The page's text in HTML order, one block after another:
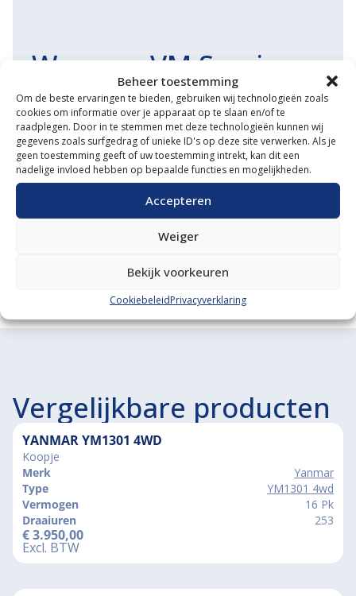
Beheer toestemming
Om de beste ervaringen te bieden, gebruiken wij technologieën zoals
cookies om informatie over je apparaat op te slaan en/of te
raadplegen. Door in te stemmen met deze technologieën kunnen wij
gegevens zoals surfgedrag of unieke ID's op deze site verwerken. Als je
geen toestemming geeft of uw toestemming intrekt, kan dit een
nadelige invloed hebben op bepaalde functies en mogelijkheden.
Accepteren
Weiger
Bekijk voorkeuren
CookiebeleidPrivacyverklaring
Waarom VM Service
Uitgebreide showroom
Eigen transportservice
Gespecialiseerde werkplaats
Diverse aanbouwwerktuigen
Grote voorraad minitrekkers
Grootste in kleine tractoren
Vergelijkbare producten
YANMAR YM1301 4WD
Koopje
Merk
Yanmar
Type
YM1301 4wd
Vermogen
16 Pk
Draaiuren
253
€3.950,00
Excl. BTW